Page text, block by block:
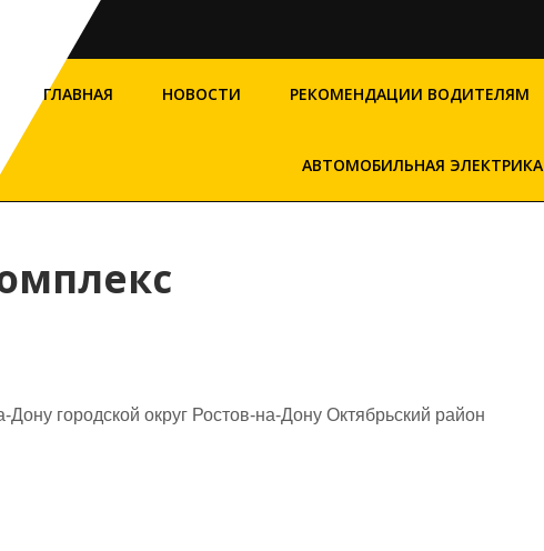
ГЛАВНАЯ НОВОСТИ РЕКОМЕНДАЦИИ ВОДИТЕЛЯМ
АВТОМОБИЛЬНАЯ ЭЛЕКТРИКА
Дону городской округ Ростов-на-Дону Октябрьский район